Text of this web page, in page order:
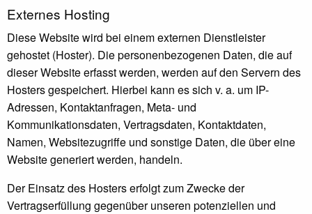
Externes Hosting
Diese Website wird bei einem externen Dienstleister
gehostet (Hoster). Die personenbezogenen Daten, die auf
dieser Website erfasst werden, werden auf den Servern des
Hosters gespeichert. Hierbei kann es sich v. a. um IP-
Adressen, Kontaktanfragen, Meta- und
Kommunikationsdaten, Vertragsdaten, Kontaktdaten,
Namen, Websitezugriffe und sonstige Daten, die über eine
Website generiert werden, handeln.
Der Einsatz des Hosters erfolgt zum Zwecke der
Vertragserfüllung gegenüber unseren potenziellen und